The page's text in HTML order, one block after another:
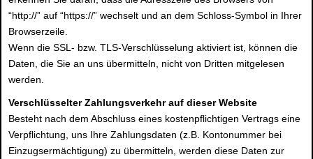
“http://” auf “https://” wechselt und an dem Schloss-Symbol in Ihrer
Browserzeile.
Wenn die SSL- bzw. TLS-Verschlüsselung aktiviert ist, können die
Daten, die Sie an uns übermitteln, nicht von Dritten mitgelesen
werden.
Verschlüsselter Zahlungsverkehr auf dieser Website
Besteht nach dem Abschluss eines kostenpflichtigen Vertrags eine
Verpflichtung, uns Ihre Zahlungsdaten (z.B. Kontonummer bei
Einzugsermächtigung) zu übermitteln, werden diese Daten zur